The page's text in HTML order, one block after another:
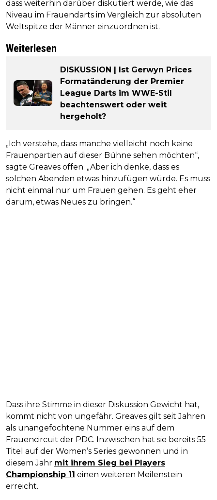
dass weiterhin darüber diskutiert werde, wie das
Niveau im Frauendarts im Vergleich zur absoluten
Weltspitze der Männer einzuordnen ist.
Weiterlesen
DISKUSSION | Ist Gerwyn Prices
Formatänderung der Premier
League Darts im WWE-Stil
beachtenswert oder weit
hergeholt?
„Ich verstehe, dass manche vielleicht noch keine
Frauenpartien auf dieser Bühne sehen möchten“,
sagte Greaves offen. „Aber ich denke, dass es
solchen Abenden etwas hinzufügen würde. Es muss
nicht einmal nur um Frauen gehen. Es geht eher
darum, etwas Neues zu bringen.“
Dass ihre Stimme in dieser Diskussion Gewicht hat,
kommt nicht von ungefähr. Greaves gilt seit Jahren
als unangefochtene Nummer eins auf dem
Frauencircuit der PDC. Inzwischen hat sie bereits 55
Titel auf der Women’s Series gewonnen und in
diesem Jahr mit ihrem Sieg bei Players
Championship 11 einen weiteren Meilenstein
erreicht.